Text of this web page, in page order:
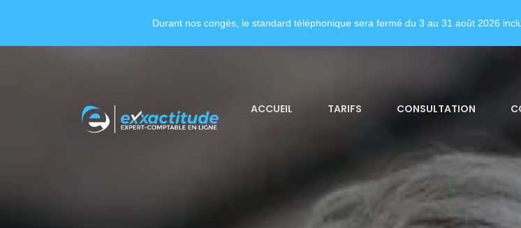
ACCUEIL TARIFS CONSULTATION
Durant nos congés, le standard téléphonique sera fermé du 3 au 31 août 2026